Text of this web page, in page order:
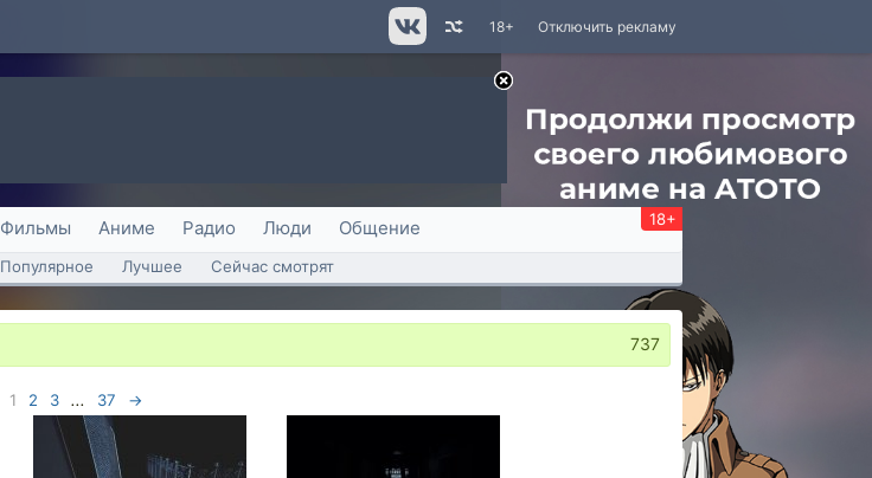
Отключить рекламу
18+
Фильмы Аниме Радио Люди Общение 18+
Популярное Лучшее Сейчас смотрят
737
1 2 3 ... 37 →